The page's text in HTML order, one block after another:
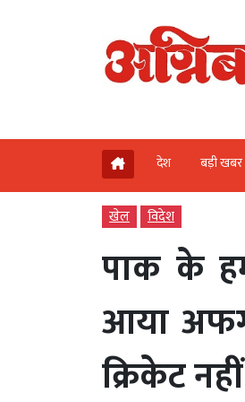
देश बड़ी खबर
खेल विदेश
पाक के
आया
क्रिकेट